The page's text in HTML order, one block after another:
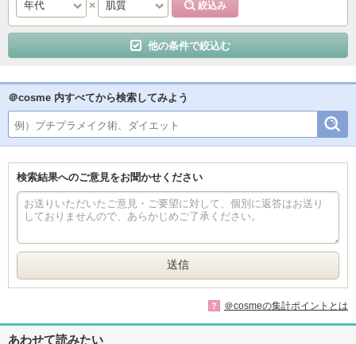
他の条件で絞込む
＠cosme 内すべてから検索してみよう
検索結果へのご意見をお聞かせください
? ＠cosmeの集計ポイントとは
あわせて読みたい